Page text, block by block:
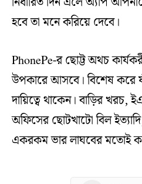
হবে তা মনে করিয়ে দেবে।
PhonePe-র ছোট্ট অথচ
উপকারে আসবে। বিশেষ করে
দায়িত্বে থাকেন। বাড়ির খরচ,
অফিসের ছোটখাটো বিল
একরকম ভার লাঘবের মতোই